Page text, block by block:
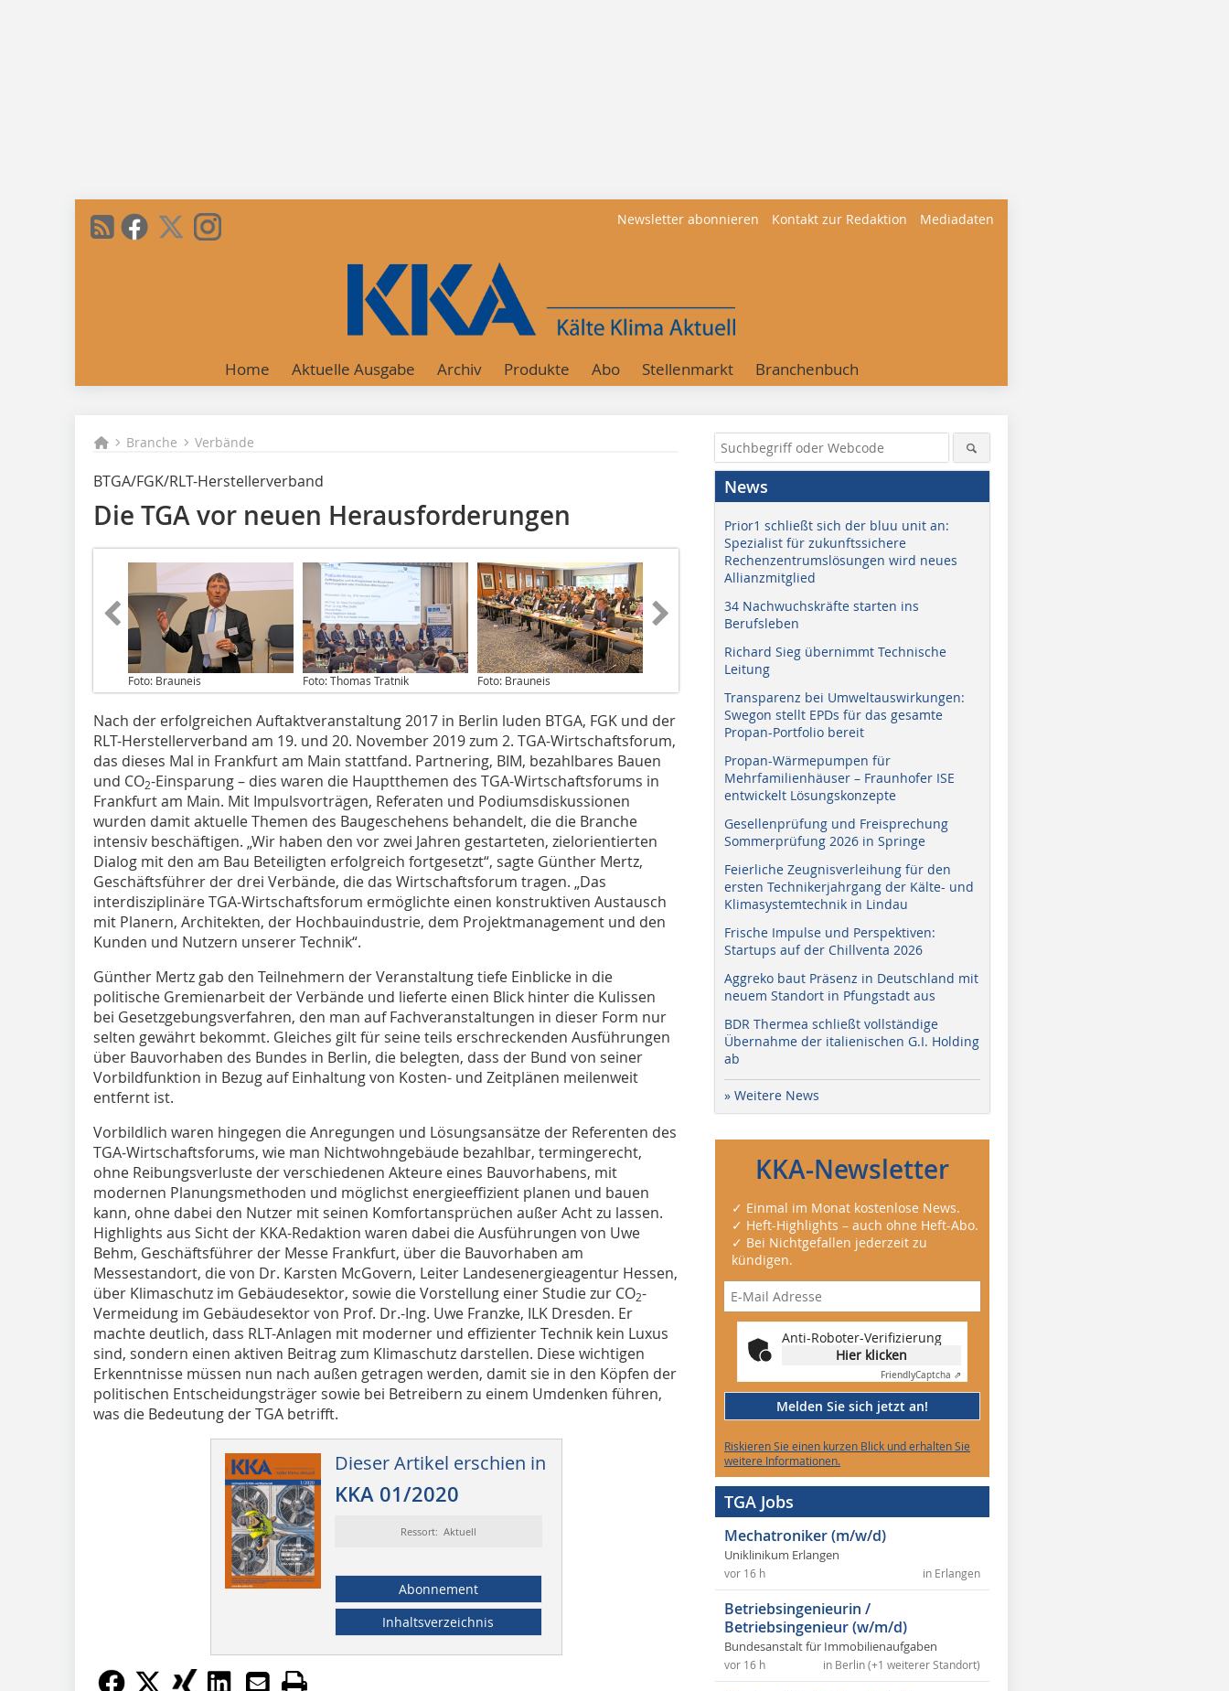
Newsletter abonnieren Kontakt zur Redaktion Mediadaten
Home Aktuelle Ausgabe Archiv Produkte Abo Stellenmarkt Branchenbuch
Branche Verbände
BTGA/FGK/RLT-Herstellerverband
Die TGA vor neuen Herausforderungen
Foto: Brauneis Foto: Thomas Tratnik Foto: Brauneis
Nach der erfolgreichen Auftaktveranstaltung 2017 in Berlin luden BTGA, FGK und der
RLT-Herstellerverband am 19. und 20. November 2019 zum 2. TGA-Wirtschaftsforum,
das dieses Mal in Frankfurt am Main stattfand. Partnering, BIM, bezahlbares Bauen
und CO2-Einsparung – dies waren die Hauptthemen des TGA-Wirtschaftsforums in
Frankfurt am Main. Mit Impulsvorträgen, Referaten und Podiumsdiskussionen
wurden damit aktuelle Themen des Baugeschehens behandelt, die die Branche
intensiv beschäftigen. „Wir haben den vor zwei Jahren gestarteten, zielorientierten
Dialog mit den am Bau Beteiligten erfolgreich fortgesetzt“, sagte Günther Mertz,
Geschäftsführer der drei Verbände, die das Wirtschaftsforum tragen. „Das
interdisziplinäre TGA-Wirtschaftsforum ermöglichte einen konstruktiven Austausch
mit Planern, Architekten, der Hochbauindustrie, dem Projektmanagement und den
Kunden und Nutzern unserer Technik“.
Günther Mertz gab den Teilnehmern der Veranstaltung tiefe Einblicke in die
politische Gremienarbeit der Verbände und lieferte einen Blick hinter die Kulissen
bei Gesetzgebungsverfahren, den man auf Fachveranstaltungen in dieser Form nur
selten gewährt bekommt. Gleiches gilt für seine teils erschreckenden Ausführungen
über Bauvorhaben des Bundes in Berlin, die belegten, dass der Bund von seiner
Vorbildfunktion in Bezug auf Einhaltung von Kosten- und Zeitplänen meilenweit
entfernt ist.
Vorbildlich waren hingegen die Anregungen und Lösungsansätze der Referenten des
TGA-Wirtschaftsforums, wie man Nichtwohngebäude bezahlbar, termingerecht,
ohne Reibungsverluste der verschiedenen Akteure eines Bauvorhabens, mit
modernen Planungsmethoden und möglichst energieeffizient planen und bauen
kann, ohne dabei den Nutzer mit seinen Komfortansprüchen außer Acht zu lassen.
Highlights aus Sicht der KKA-Redaktion waren dabei die Ausführungen von Uwe
Behm, Geschäftsführer der Messe Frankfurt, über die Bauvorhaben am
Messestandort, die von Dr. Karsten McGovern, Leiter Landesenergieagentur Hessen,
über Klimaschutz im Gebäudesektor, sowie die Vorstellung einer Studie zur CO2-
Vermeidung im Gebäudesektor von Prof. Dr.-Ing. Uwe Franzke, ILK Dresden. Er
machte deutlich, dass RLT-Anlagen mit moderner und effizienter Technik kein Luxus
sind, sondern einen aktiven Beitrag zum Klimaschutz darstellen. Diese wichtigen
Erkenntnisse müssen nun nach außen getragen werden, damit sie in den Köpfen der
politischen Entscheidungsträger sowie bei Betreibern zu einem Umdenken führen,
was die Bedeutung der TGA betrifft.
Dieser Artikel erschien in
KKA 01/2020
Ressort: Aktuell
Abonnement
Inhaltsverzeichnis
News
Prior1 schließt sich der bluu unit an:
Spezialist für zukunftssichere
Rechenzentrumslösungen wird neues
Allianzmitglied
34 Nachwuchskräfte starten ins
Berufsleben
Richard Sieg übernimmt Technische
Leitung
Transparenz bei Umweltauswirkungen:
Swegon stellt EPDs für das gesamte
Propan-Portfolio bereit
Propan-Wärmepumpen für
Mehrfamilienhäuser – Fraunhofer ISE
entwickelt Lösungskonzepte
Gesellenprüfung und Freisprechung
Sommerprüfung 2026 in Springe
Feierliche Zeugnisverleihung für den
ersten Technikerjahrgang der Kälte- und
Klimasystemtechnik in Lindau
Frische Impulse und Perspektiven:
Startups auf der Chillventa 2026
Aggreko baut Präsenz in Deutschland mit
neuem Standort in Pfungstadt aus
BDR Thermea schließt vollständige
Übernahme der italienischen G.I. Holding
ab
» Weitere News
KKA-Newsletter
✓ Einmal im Monat kostenlose News.
✓ Heft-Highlights – auch ohne Heft-Abo.
✓ Bei Nichtgefallen jederzeit zu
kündigen.
Anti-Roboter-Verifizierung
Hier klicken
FriendlyCaptcha ⇗
Melden Sie sich jetzt an!
Riskieren Sie einen kurzen Blick und erhalten Sie
weitere Informationen.
TGA Jobs
Mechatroniker (m/w/d)
Uniklinikum Erlangen
in Erlangen
vor 16 h
Betriebsingenieurin /
Betriebsingenieur (w/m/d)
Bundesanstalt für Immobilienaufgaben
in Berlin (+1 weiterer Standort)
vor 16 h